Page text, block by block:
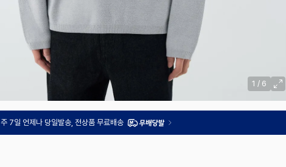
1 / 6
주 7일 언제나 당일발송, 전상품 무료배송